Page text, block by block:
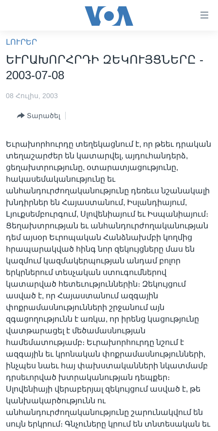
հիմնական
բովանդակությանը
անցնել
բովանդակությանը
բովանդակություն
ՖԻԼՄԵՐ
IN ENGLISH
ՄԵՐ ՄԱՍԻՆ
«ԱՄԵՐԻԿԱՅԻ ՁԱՅՆ»-Ի ԿԱՆՈՆԱԴՐՈՒԹՅՈՒՆ
ԿԱՊ ՄԵԶ ՀԵՏ
ՈՒԿՐԱԻՆԱԿԱՆ ՊԱՏԵՐԱԶՄ
Learning English
ՀԵՏԵՒԵՔ ՄԵԶ
Լեզուներ
ԼՈՒՐԵՐ
ԵՒՐԱԽՈՐՀՐԴԻ ԶԵԿՈՒՅՑՆԵՐԸ -
2003-07-08
08 Հուլիս, 2003
Տարածել
Եւրախորհուրդը տեղեկացնում է, որ թեեւ դրական
տեղաշարժեր են կատարվել, այդուհանդերձ,
ցեղախտրությունը, օտարատյացությունը,
հակասեմականությունը եւ
անհանդուրժողականությունը դեռեւս նշանակալի
խնդիրներ են Հայաստանում, Իսլանդիայում,
Լյուքսեմբուրգում, Սլովենիայում եւ Իսպանիայում։
Ցեղախտրության եւ անհանդուրժողականության
դեմ այսօր Եւրոպական Հանձնախմբի կողմից
հրապարակված հինգ նոր զեկույցները մաս են
կազմում կազմակերպության անդամ բոլոր
երկրներում տեսչական ստուգումներով
կատարված հետեւություններին։ Զեկույցում
ասված է, որ Հայաստանում ազգային
փոքրամասնությունների շրջանում այն
զգացողությունն է առկա, որ իրենց կացությունը
վատթարացել է մեծամասնության
համեմատությամբ։ Եւրախորհուրդը նշում է
ազգային եւ կրոնական փոքրամասնությունների,
ինչպես նաեւ հայ փախստականների նկատմամբ
դրսեւորված խտրականության դեպքեր։
Սլովենիայի վերաբերյալ զեկույցում ասված է, թե
կանխակարծությունն ու
անհանդուրժողականությունը շարունակվում են
սույն երկրում։ Գնչուները կրում են տնտեսական եւ